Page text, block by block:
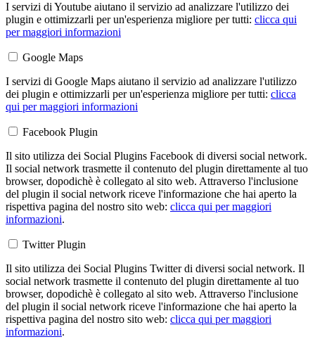
I servizi di Youtube aiutano il servizio ad analizzare l'utilizzo dei
plugin e ottimizzarli per un'esperienza migliore per tutti: clicca qui
per maggiori informazioni
Google Maps
I servizi di Google Maps aiutano il servizio ad analizzare l'utilizzo
dei plugin e ottimizzarli per un'esperienza migliore per tutti: clicca
qui per maggiori informazioni
Facebook Plugin
Il sito utilizza dei Social Plugins Facebook di diversi social network.
Il social network trasmette il contenuto del plugin direttamente al tuo
browser, dopodichè è collegato al sito web. Attraverso l'inclusione
del plugin il social network riceve l'informazione che hai aperto la
rispettiva pagina del nostro sito web: clicca qui per maggiori
informazioni.
Twitter Plugin
Il sito utilizza dei Social Plugins Twitter di diversi social network. Il
social network trasmette il contenuto del plugin direttamente al tuo
browser, dopodichè è collegato al sito web. Attraverso l'inclusione
del plugin il social network riceve l'informazione che hai aperto la
rispettiva pagina del nostro sito web: clicca qui per maggiori
informazioni.